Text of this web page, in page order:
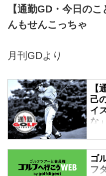
【通勤GD・今日の
んもせんこっちゃ
月刊GDより
【
己
イ
な
-
「
と
ゴ
フ